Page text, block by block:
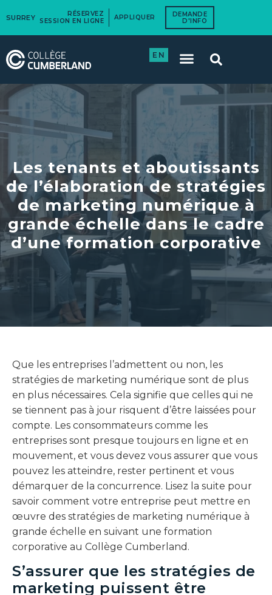
SURREY
RÉSERVEZ
SESSION EN LIGNE
APPLIQUER
DEMANDE
D'INFO
EN
Les tenants et aboutissants
de l’élaboration de stratégies
de marketing numérique à
grande échelle dans le cadre
d’une formation corporative
Que les entreprises l’admettent ou non, les
stratégies de marketing numérique sont de plus
en plus nécessaires. Cela signifie que celles qui ne
se tiennent pas à jour risquent d’être laissées pour
compte. Les consommateurs comme les
entreprises sont presque toujours en ligne et en
mouvement, et vous devez vous assurer que vous
pouvez les atteindre, rester pertinent et vous
démarquer de la concurrence. Lisez la suite pour
savoir comment votre entreprise peut mettre en
œuvre des stratégies de marketing numérique à
grande échelle en suivant une formation
corporative au Collège Cumberland.
S’assurer que les stratégies de
marketing puissent être